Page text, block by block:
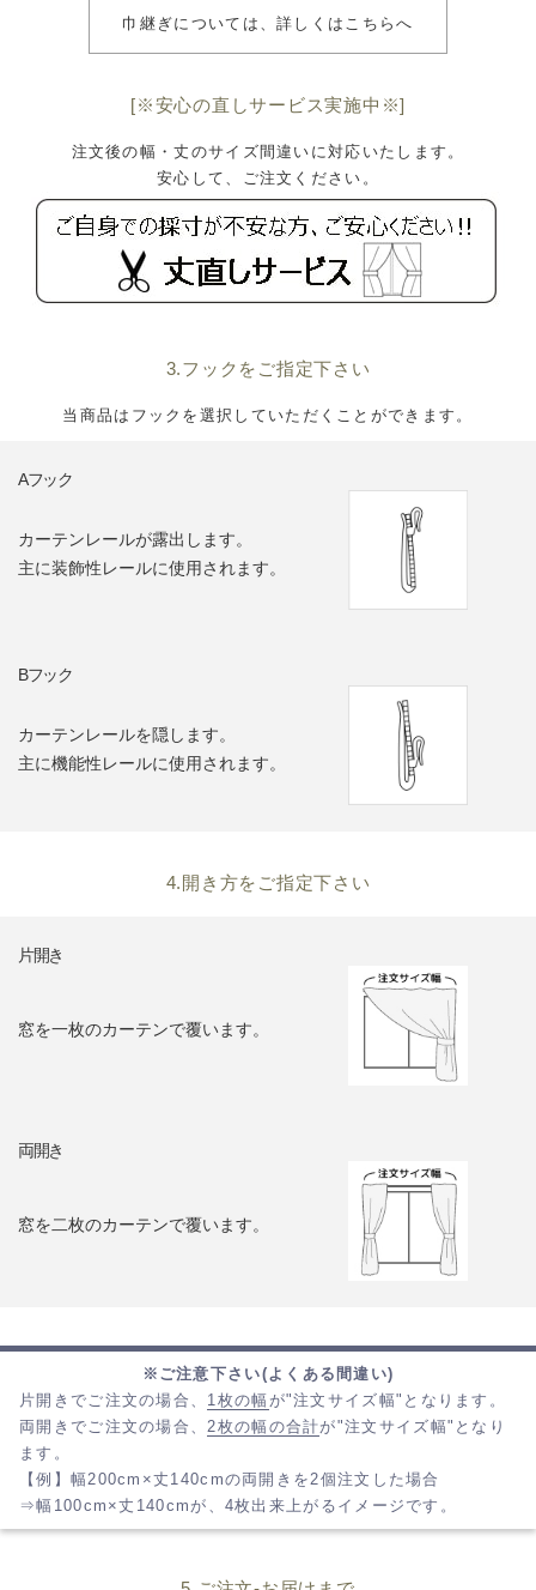
巾継ぎについては、詳しくはこちらへ
[※安心の直しサービス実施中※]
注文後の幅・丈のサイズ間違いに対応いたします。
安心して、ご注文ください。
3.フックをご指定下さい
当商品はフックを選択していただくことができます。
Aフック
カーテンレールが露出します。
主に装飾性レールに使用されます。
Bフック
カーテンレールを隠します。
主に機能性レールに使用されます。
4.開き方をご指定下さい
片開き
窓を一枚のカーテンで覆います。
両開き
窓を二枚のカーテンで覆います。
※ご注意下さい(よくある間違い)
片開きでご注文の場合、 1枚の幅 が"注文サイズ幅"となります。
両開きでご注文の場合、 2枚の幅の合計が"注文サイズ幅"となり
ます。
【例】幅200cm×丈140cmの両開きを2個注文した場合
⇒幅100cm×丈140cmが、4枚出来上がるイメージです。